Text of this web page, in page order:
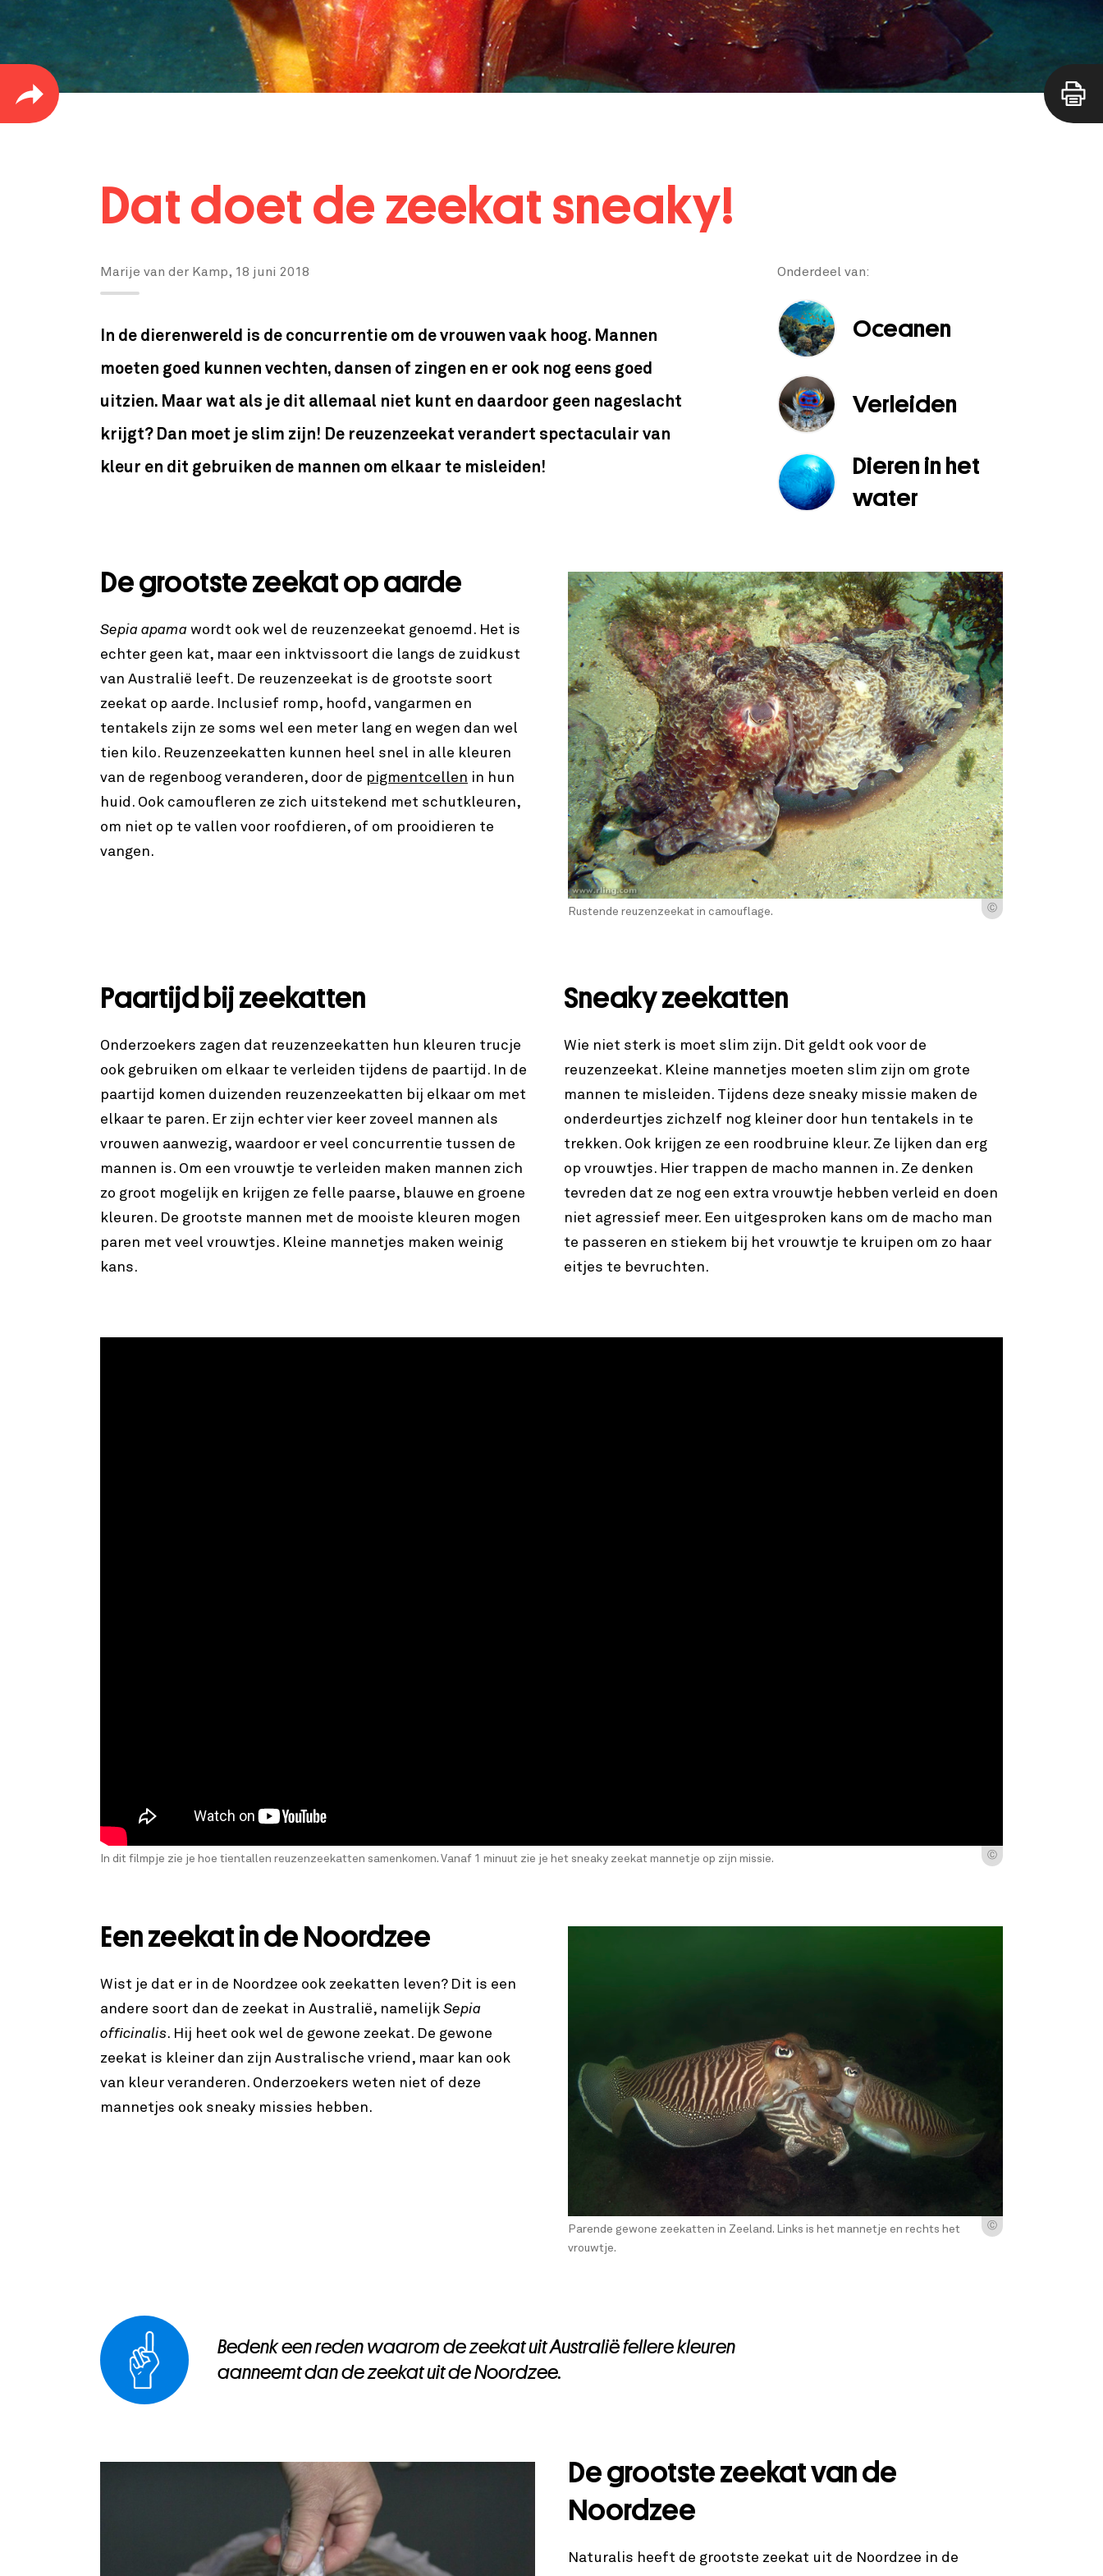
Dat doet de zeekat sneaky!
Marije van der Kamp, 18 juni 2018
In de dierenwereld is de concurrentie om de vrouwen vaak hoog. Mannen
moeten goed kunnen vechten, dansen of zingen en er ook nog eens goed
uitzien. Maar wat als je dit allemaal niet kunt en daardoor geen nageslacht
krijgt? Dan moet je slim zijn! De reuzenzeekat verandert spectaculair van
kleur en dit gebruiken de mannen om elkaar te misleiden!
Onderdeel van:
Oceanen
Verleiden
Dieren in het
water
De grootste zeekat op aarde
Sepia apama wordt ook wel de reuzenzeekat genoemd. Het is
echter geen kat, maar een inktvissoort die langs de zuidkust
van Australië leeft. De reuzenzeekat is de grootste soort
zeekat op aarde. Inclusief romp, hoofd, vangarmen en
tentakels zijn ze soms wel een meter lang en wegen dan wel
tien kilo. Reuzenzeekatten kunnen heel snel in alle kleuren
van de regenboog veranderen, door de pigmentcellen in hun
huid. Ook camoufleren ze zich uitstekend met schutkleuren,
om niet op te vallen voor roofdieren, of om prooidieren te
vangen.
Ⓒ
Rustende reuzenzeekat in camouflage.
Paartijd bij zeekatten
Onderzoekers zagen dat reuzenzeekatten hun kleuren trucje
ook gebruiken om elkaar te verleiden tijdens de paartijd. In de
paartijd komen duizenden reuzenzeekatten bij elkaar om met
elkaar te paren. Er zijn echter vier keer zoveel mannen als
vrouwen aanwezig, waardoor er veel concurrentie tussen de
mannen is. Om een vrouwtje te verleiden maken mannen zich
zo groot mogelijk en krijgen ze felle paarse, blauwe en groene
kleuren. De grootste mannen met de mooiste kleuren mogen
paren met veel vrouwtjes. Kleine mannetjes maken weinig
kans.
Sneaky zeekatten
Wie niet sterk is moet slim zijn. Dit geldt ook voor de
reuzenzeekat. Kleine mannetjes moeten slim zijn om grote
mannen te misleiden. Tijdens deze sneaky missie maken de
onderdeurtjes zichzelf nog kleiner door hun tentakels in te
trekken. Ook krijgen ze een roodbruine kleur. Ze lijken dan erg
op vrouwtjes. Hier trappen de macho mannen in. Ze denken
tevreden dat ze nog een extra vrouwtje hebben verleid en doen
niet agressief meer. Een uitgesproken kans om de macho man
te passeren en stiekem bij het vrouwtje te kruipen om zo haar
eitjes te bevruchten.
Ⓒ
In dit filmpje zie je hoe tientallen reuzenzeekatten samenkomen. Vanaf 1 minuut zie je het sneaky zeekat mannetje op zijn missie.
Een zeekat in de Noordzee
Wist je dat er in de Noordzee ook zeekatten leven? Dit is een
andere soort dan de zeekat in Australië, namelijk Sepia
officinalis. Hij heet ook wel de gewone zeekat. De gewone
zeekat is kleiner dan zijn Australische vriend, maar kan ook
van kleur veranderen. Onderzoekers weten niet of deze
mannetjes ook sneaky missies hebben.
Ⓒ
Parende gewone zeekatten in Zeeland. Links is het mannetje en rechts het
vrouwtje.
Bedenk een reden waarom de zeekat uit Australië fellere kleuren
aanneemt dan de zeekat uit de Noordzee.
De grootste zeekat van de
Noordzee
Naturalis heeft de grootste zeekat uit de Noordzee in de